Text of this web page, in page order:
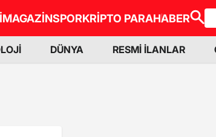
MAGAZİNSPORKRİPTO PARAHABER
DÜNYA RESMİ İLANLAR